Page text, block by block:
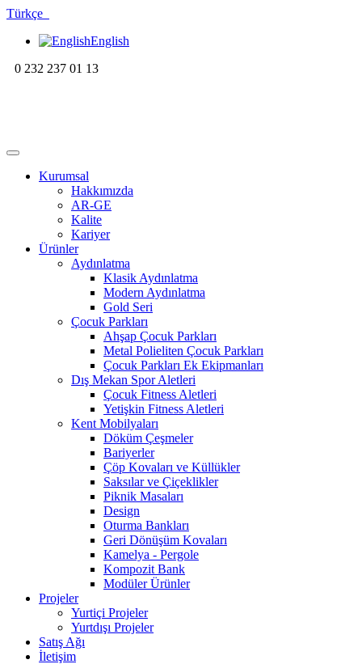
Türkçe
English
0 232 237 01 13
Kurumsal
Hakkımızda
AR-GE
Kalite
Kariyer
Ürünler
Aydınlatma
Klasik Aydınlatma
Modern Aydınlatma
Gold Seri
Çocuk Parkları
Ahşap Çocuk Parkları
Metal Polieliten Çocuk Parkları
Çocuk Parkları Ek Ekipmanları
Dış Mekan Spor Aletleri
Çocuk Fitness Aletleri
Yetişkin Fitness Aletleri
Kent Mobilyaları
Döküm Çeşmeler
Bariyerler
Çöp Kovaları ve Küllükler
Saksılar ve Çiçeklikler
Piknik Masaları
Design
Oturma Bankları
Geri Dönüşüm Kovaları
Kamelya - Pergole
Kompozit Bank
Modüler Ürünler
Projeler
Yurtiçi Projeler
Yurtdışı Projeler
Satış Ağı
İletişim